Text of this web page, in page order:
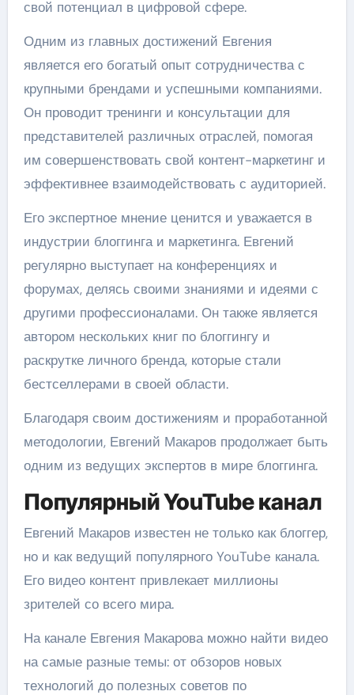
свой потенциал в цифровой сфере.
Одним из главных достижений Евгения
является его богатый опыт сотрудничества с
крупными брендами и успешными компаниями.
Он проводит тренинги и консультации для
представителей различных отраслей, помогая
им совершенствовать свой контент-маркетинг и
эффективнее взаимодействовать с аудиторией.
Его экспертное мнение ценится и уважается в
индустрии блоггинга и маркетинга. Евгений
регулярно выступает на конференциях и
форумах, делясь своими знаниями и идеями с
другими профессионалами. Он также является
автором нескольких книг по блоггингу и
раскрутке личного бренда, которые стали
бестселлерами в своей области.
Благодаря своим достижениям и проработанной
методологии, Евгений Макаров продолжает быть
одним из ведущих экспертов в мире блоггинга.
Популярный YouTube канал
Евгений Макаров известен не только как блоггер,
но и как ведущий популярного YouTube канала.
Его видео контент привлекает миллионы
зрителей со всего мира.
На канале Евгения Макарова можно найти видео
на самые разные темы: от обзоров новых
технологий до полезных советов по